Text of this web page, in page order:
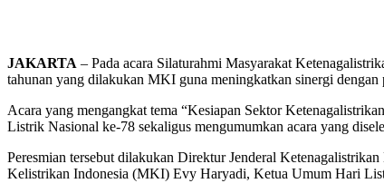
JAKARTA – Pada acara Silaturahmi Masyarakat
tahunan yang dilakukan MKI guna meningkatkan sinergi dengan
Acara yang mengangkat tema “Kesiapan Sektor
Listrik Nasional ke-78 sekaligus mengumumkan acara yang
Peresmian tersebut dilakukan Direktur Jenderal
Kelistrikan Indonesia (MKI) Evy Haryadi, Ketua Umum Hari